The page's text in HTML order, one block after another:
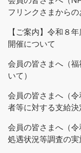
フリンクさまからの
【ご案内】令和８
開催について
会員の皆さまへ（
いて）
会員の皆さまへ（
者等に対する支給
会員の皆さまへ（
処遇状況等調査の実